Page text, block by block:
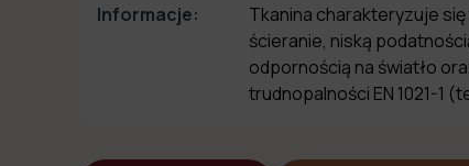
Informacje:
Tkanina charakteryzuje
ścieranie, niską
odpornością na światło
trudnopalności EN 1021-1